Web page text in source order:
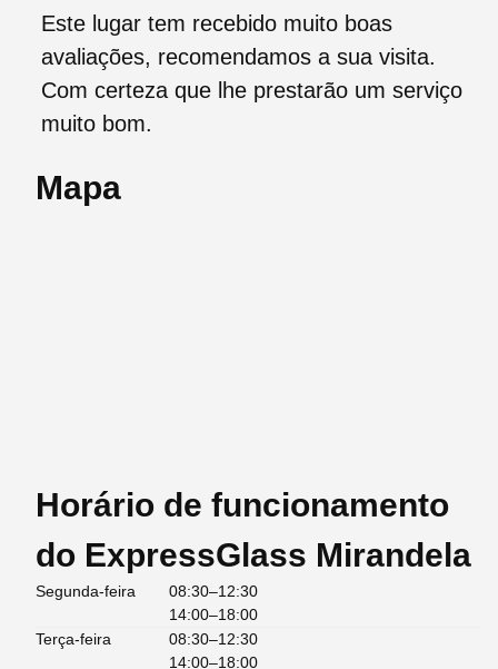
Este lugar tem recebido muito boas
avaliações, recomendamos a sua visita.
Com certeza que lhe prestarão um serviço
muito bom.
Mapa
Horário de funcionamento
do ExpressGlass Mirandela
Segunda-feira
08:30–12:30
14:00–18:00
Terça-feira
08:30–12:30
14:00–18:00